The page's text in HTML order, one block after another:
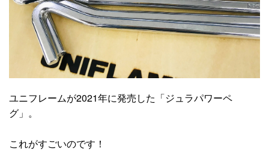
ユニフレームが2021年に発売した「ジュラパワーペ
グ」。
これがすごいのです！